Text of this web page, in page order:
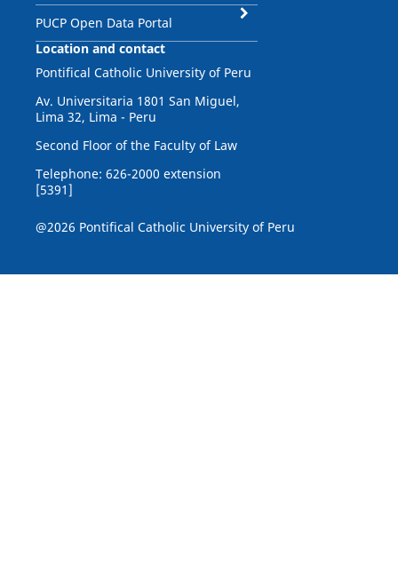
PUCP Open Data Portal
Location and contact
Pontifical Catholic University of Peru
Av. Universitaria 1801 San Miguel,
Lima 32, Lima - Peru
Second Floor of the Faculty of Law
Telephone: 626-2000 extension
[5391]
@2026 Pontifical Catholic University of Peru